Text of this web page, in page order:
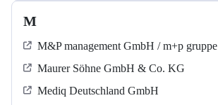
M
M&P management GmbH / m+p gruppe
Maurer Söhne GmbH & Co. KG
Mediq Deutschland GmbH